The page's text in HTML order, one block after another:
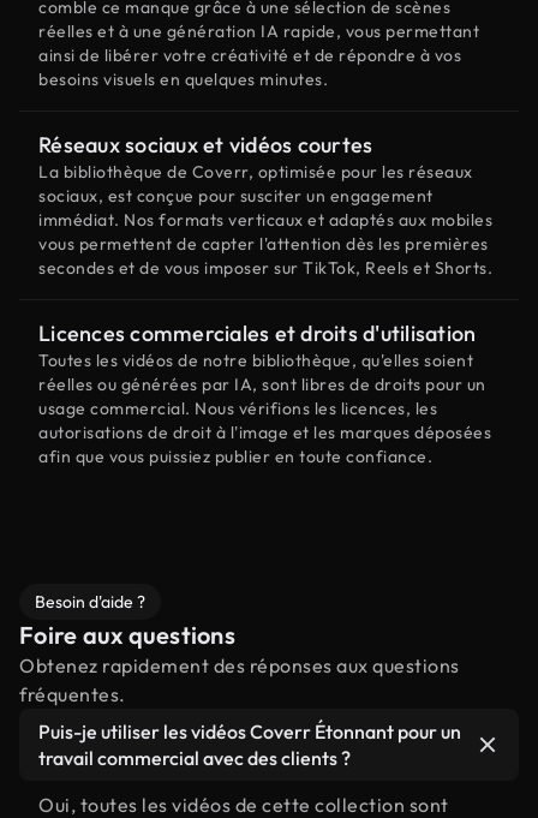
comble ce manque grâce à une sélection de scènes
réelles et à une génération IA rapide, vous permettant
ainsi de libérer votre créativité et de répondre à vos
besoins visuels en quelques minutes.
Réseaux sociaux et vidéos courtes
La bibliothèque de Coverr, optimisée pour les réseaux
sociaux, est conçue pour susciter un engagement
immédiat. Nos formats verticaux et adaptés aux mobiles
vous permettent de capter l'attention dès les premières
secondes et de vous imposer sur TikTok, Reels et Shorts.
Licences commerciales et droits d'utilisation
Toutes les vidéos de notre bibliothèque, qu'elles soient
réelles ou générées par IA, sont libres de droits pour un
usage commercial. Nous vérifions les licences, les
autorisations de droit à l'image et les marques déposées
afin que vous puissiez publier en toute confiance.
Besoin d'aide ?
Foire aux questions
Obtenez rapidement des réponses aux questions
fréquentes.
Puis-je utiliser les vidéos Coverr Étonnant pour un
travail commercial avec des clients ?
Oui, toutes les vidéos de cette collection sont